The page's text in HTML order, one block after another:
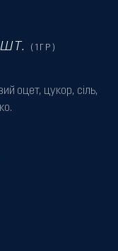
оцет, цукор, сіль,
(1ГР)